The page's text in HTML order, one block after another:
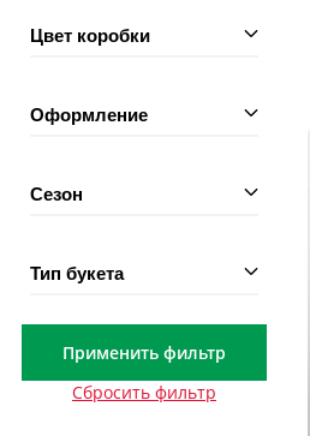
Цвет коробки
Оформление
Сезон
Тип букета
Применить фильтр
Сбросить фильтр